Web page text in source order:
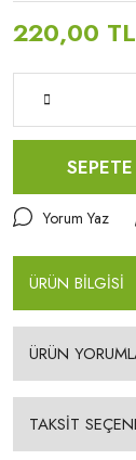
220,00 TL
Yorum Yaz
ÜRÜN BİLGİSİ
ÜRÜN
TAKSİT